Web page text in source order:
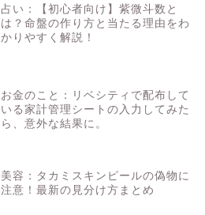
占い：【初心者向け】紫微斗数と
は？命盤の作り方と当たる理由をわ
かりやすく解説！
お金のこと：リベシティで配布して
いる家計管理シートの入力してみた
ら、意外な結果に。
美容：タカミスキンピールの偽物に
注意！最新の見分け方まとめ